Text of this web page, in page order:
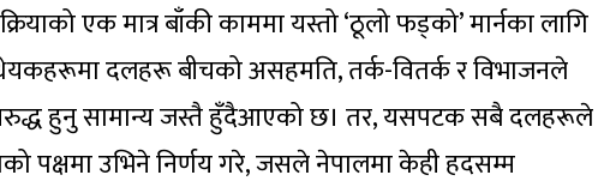
एक मात्र बाँकी काममा यस्तो ‘ठूलो फड्को’ मार्नका लागि
दलहरू बीचको असहमति, तर्क-वितर्क र विभाजनले
हुनु सामान्य जस्तै हुँदैआएको छ। तर, यसपटक सबै दलहरूले
पक्षमा उभिने निर्णय गरे, जसले नेपालमा केही हदसम्म